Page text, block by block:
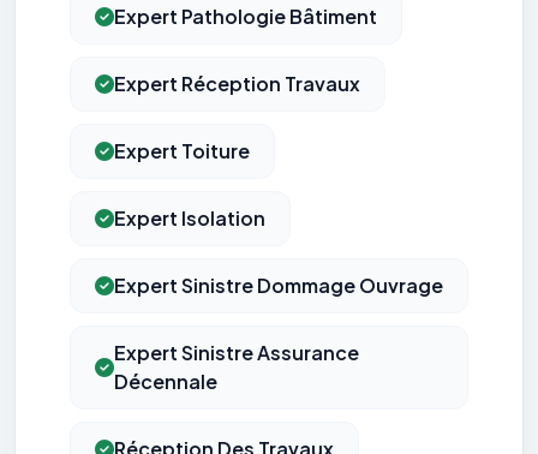
Expert Pathologie Bâtiment
Expert Réception Travaux
Expert Toiture
Expert Isolation
Expert Sinistre Dommage Ouvrage
Expert Sinistre Assurance
Décennale